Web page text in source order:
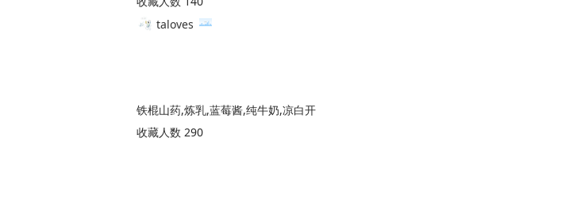
taloves
铁棍山药,炼乳,蓝莓酱,纯牛奶,凉白开
收藏人数 290